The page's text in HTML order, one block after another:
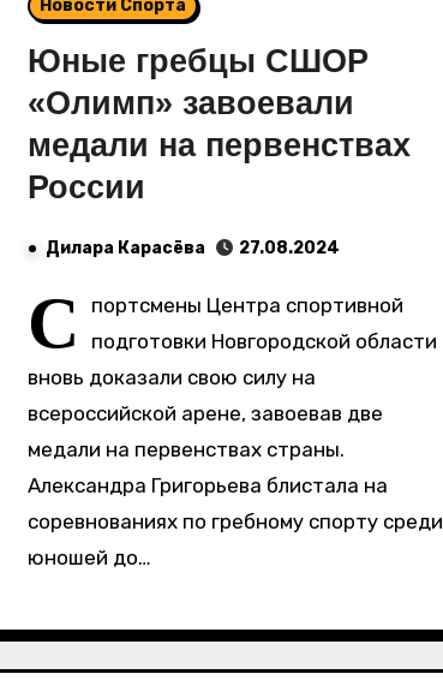
Новости Спорта
Юные гребцы СШОР
«Олимп» завоевали
медали на первенствах
России
Дилара Карасёва 27.08.2024
С
портсмены Центра спортивной
подготовки Новгородской области
вновь доказали свою силу на
всероссийской арене, завоевав две
медали на первенствах страны.
Александра Григорьева блистала на
соревнованиях по гребному спорту среди
юношей до…